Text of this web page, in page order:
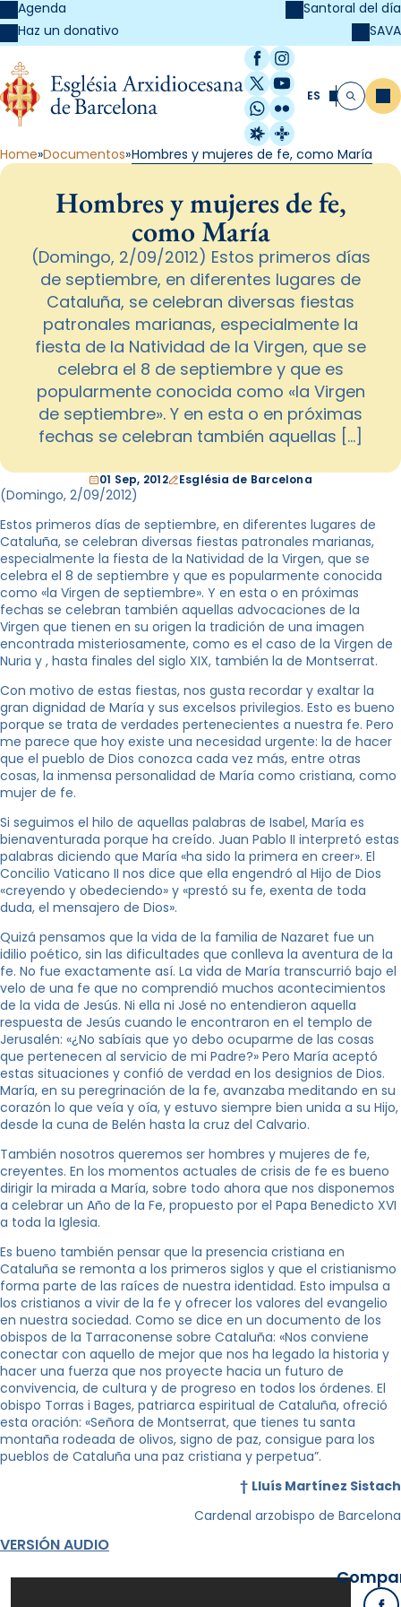
Agenda
Haz un donativo
Santoral del día
SAVA
Facebook
Instagram
X / Twitter
YouTube
WhatsApp
Flickr
Radio Estel
Catalunya
ES Buscar
Home Documentos Hombres y mujeres de fe, como María
Hombres y mujeres de fe,
como María
(Domingo, 2/09/2012) Estos primeros días
de septiembre, en diferentes lugares de
Cataluña, se celebran diversas fiestas
patronales marianas, especialmente la
fiesta de la Natividad de la Virgen, que se
celebra el 8 de septiembre y que es
popularmente conocida como «la Virgen
de septiembre». Y en esta o en próximas
fechas se celebran también aquellas […]
01 Sep, 2012 Església de Barcelona
(Domingo, 2/09/2012)
Estos primeros días de septiembre, en diferentes lugares de
Cataluña, se celebran diversas fiestas patronales marianas,
especialmente la fiesta de la Natividad de la Virgen, que se
celebra el 8 de septiembre y que es popularmente conocida
como «la Virgen de septiembre». Y en esta o en próximas
fechas se celebran también aquellas advocaciones de la
Virgen que tienen en su origen la tradición de una imagen
encontrada misteriosamente, como es el caso de la Virgen de
Nuria y , hasta finales del siglo XIX, también la de Montserrat.
Con motivo de estas fiestas, nos gusta recordar y exaltar la
gran dignidad de María y sus excelsos privilegios. Esto es bueno
porque se trata de verdades pertenecientes a nuestra fe. Pero
me parece que hoy existe una necesidad urgente: la de hacer
que el pueblo de Dios conozca cada vez más, entre otras
cosas, la inmensa personalidad de María como cristiana, como
mujer de fe.
Si seguimos el hilo de aquellas palabras de Isabel, María es
bienaventurada porque ha creído. Juan Pablo II interpretó estas
palabras diciendo que María «ha sido la primera en creer». El
Concilio Vaticano II nos dice que ella engendró al Hijo de Dios
«creyendo y obedeciendo» y «prestó su fe, exenta de toda
duda, el mensajero de Dios».
Quizá pensamos que la vida de la familia de Nazaret fue un
idilio poético, sin las dificultades que conlleva la aventura de la
fe. No fue exactamente así. La vida de María transcurrió bajo el
velo de una fe que no comprendió muchos acontecimientos
de la vida de Jesús. Ni ella ni José no entendieron aquella
respuesta de Jesús cuando le encontraron en el templo de
Jerusalén: «¿No sabíais que yo debo ocuparme de las cosas
que pertenecen al servicio de mi Padre?» Pero María aceptó
estas situaciones y confió de verdad en los designios de Dios.
María, en su peregrinación de la fe, avanzaba meditando en su
corazón lo que veía y oía, y estuvo siempre bien unida a su Hijo,
desde la cuna de Belén hasta la cruz del Calvario.
También nosotros queremos ser hombres y mujeres de fe,
creyentes. En los momentos actuales de crisis de fe es bueno
dirigir la mirada a María, sobre todo ahora que nos disponemos
a celebrar un Año de la Fe, propuesto por el Papa Benedicto XVI
a toda la Iglesia.
Es bueno también pensar que la presencia cristiana en
Cataluña se remonta a los primeros siglos y que el cristianismo
forma parte de las raíces de nuestra identidad. Esto impulsa a
los cristianos a vivir de la fe y ofrecer los valores del evangelio
en nuestra sociedad. Como se dice en un documento de los
obispos de la Tarraconense sobre Cataluña: «Nos conviene
conectar con aquello de mejor que nos ha legado la historia y
hacer una fuerza que nos proyecte hacia un futuro de
convivencia, de cultura y de progreso en todos los órdenes. El
obispo Torras i Bages, patriarca espiritual de Cataluña, ofreció
esta oración: «Señora de Montserrat, que tienes tu santa
montaña rodeada de olivos, signo de paz, consigue para los
pueblos de Cataluña una paz cristiana y perpetua”.
† Lluís Martínez Sistach
Cardenal arzobispo de Barcelona
VERSIÓN AUDIO